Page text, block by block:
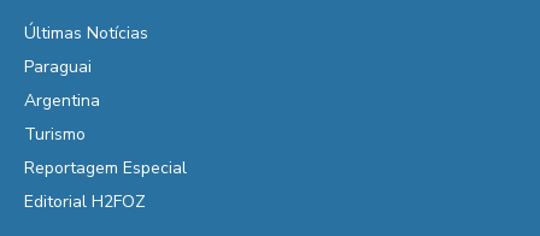
Últimas Notícias
Paraguai
Argentina
Turismo
Reportagem Especial
Editorial H2FOZ